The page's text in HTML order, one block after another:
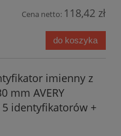
Cena netto: 118,42 zł
do koszyka
imienny z
mm AVERY
5 identyfikatorów +